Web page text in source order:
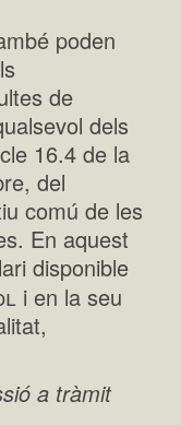
poden
de
dels
16.4 de la
del
comú de les
En aquest
disponible
i en la seu
a tràmit